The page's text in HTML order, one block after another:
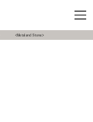
<Metal and Stone>